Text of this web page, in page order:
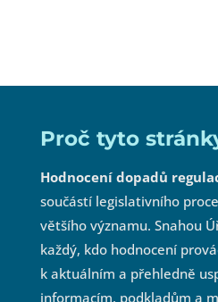
Proč tyto
Hodnocení dopadů
součástí legislativního
většího významu. Snahou
každý, kdo hodnocení
k aktuálním a přehledně
informacím, podkladům a